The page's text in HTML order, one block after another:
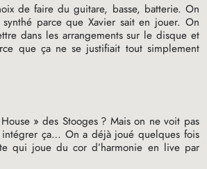
de faire du guitare, basse, batterie. On
parce que Xavier sait en jouer. On
dans les arrangements sur le disque et
que ça ne se justifiait tout simplement
» des Stooges ? Mais on ne voit pas
ça… On a déjà joué quelques fois
qui joue du cor d’harmonie en live par